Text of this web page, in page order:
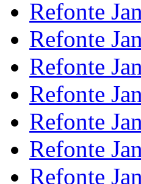
Refonte
Refonte
Refonte
Refonte
Refonte
Refonte
Refonte